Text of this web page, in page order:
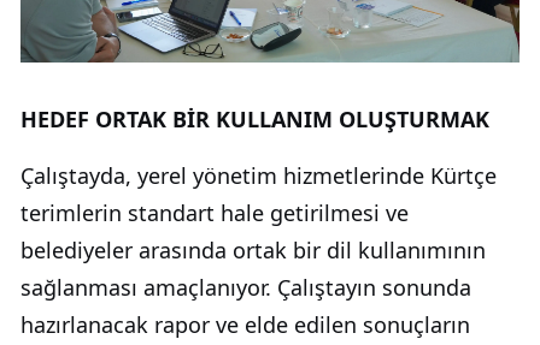
HEDEF ORTAK BİR KULLANIM OLUŞTURMAK
Çalıştayda, yerel yönetim hizmetlerinde Kürtçe
terimlerin standart hale getirilmesi ve
belediyeler arasında ortak bir dil kullanımının
sağlanması amaçlanıyor. Çalıştayın sonunda
hazırlanacak rapor ve elde edilen sonuçların